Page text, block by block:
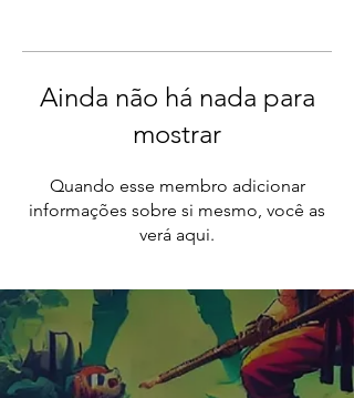
Ainda não há nada para
mostrar
Quando esse membro adicionar
informações sobre si mesmo, você as
verá aqui.